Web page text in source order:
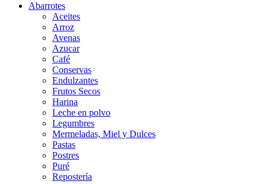
Abarrotes
Aceites
Arroz
Avenas
Azucar
Café
Conservas
Endulzantes
Frutos Secos
Harina
Leche en polvo
Legumbres
Mermeladas, Miel y Dulces
Pastas
Postres
Puré
Repostería